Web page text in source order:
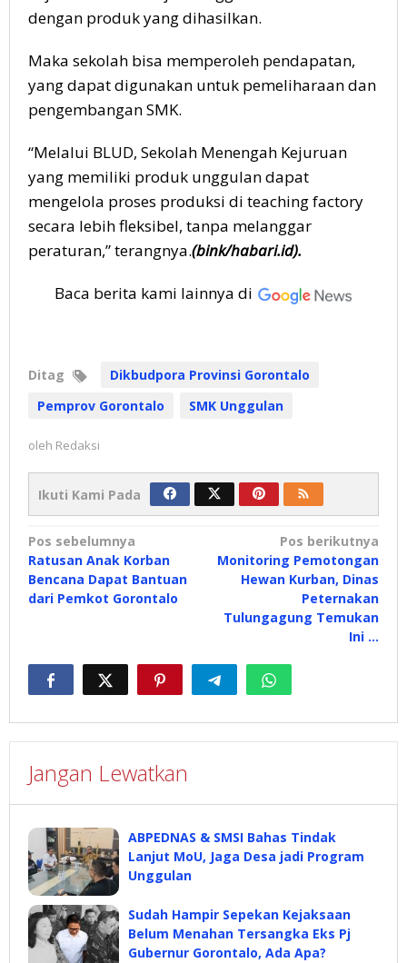
dengan produk yang dihasilkan.
Maka sekolah bisa memperoleh pendapatan,
yang dapat digunakan untuk pemeliharaan dan
pengembangan SMK.
“Melalui BLUD, Sekolah Menengah Kejuruan
yang memiliki produk unggulan dapat
mengelola proses produksi di teaching factory
secara lebih fleksibel, tanpa melanggar
peraturan,” terangnya.(bink/habari.id).
Baca berita kami lainnya di
Ditag
Dikbudpora Provinsi Gorontalo
Pemprov Gorontalo
SMK Unggulan
oleh Redaksi
Ikuti Kami Pada
Navigasi
pos
Pos sebelumnya
Ratusan Anak Korban
Bencana Dapat Bantuan
dari Pemkot Gorontalo
Pos berikutnya
Monitoring Pemotongan
Hewan Kurban, Dinas
Peternakan
Tulungagung Temukan
Ini …
Jangan Lewatkan
ABPEDNAS & SMSI Bahas Tindak
Lanjut MoU, Jaga Desa jadi Program
Unggulan
Sudah Hampir Sepekan Kejaksaan
Belum Menahan Tersangka Eks Pj
Gubernur Gorontalo, Ada Apa?